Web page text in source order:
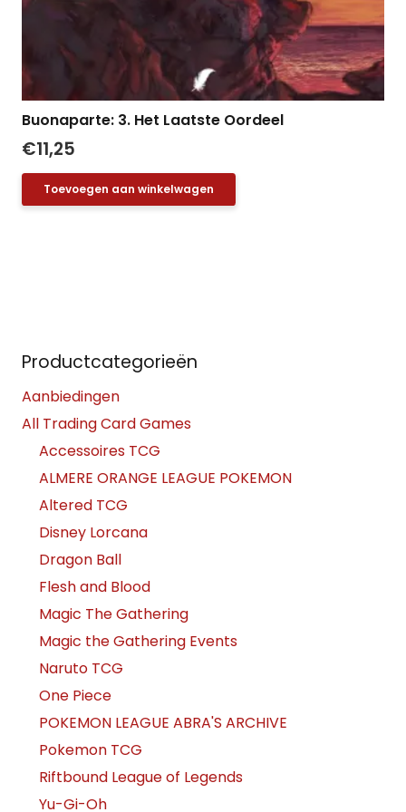
Buonaparte: 3. Het Laatste Oordeel
€11,25
Toevoegen aan winkelwagen
Productcategorieën
Aanbiedingen
All Trading Card Games
Accessoires TCG
ALMERE ORANGE LEAGUE POKEMON
Altered TCG
Disney Lorcana
Dragon Ball
Flesh and Blood
Magic The Gathering
Magic the Gathering Events
Naruto TCG
One Piece
POKEMON LEAGUE ABRA'S ARCHIVE
Pokemon TCG
Riftbound League of Legends
Yu-Gi-Oh